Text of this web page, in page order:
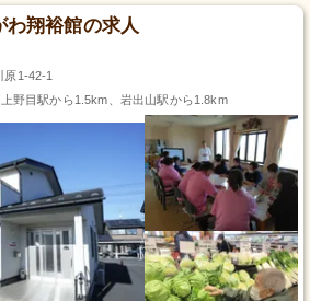
わ翔裕館の求人
原1-42-1
野目駅から1.5km、岩出山駅から1.8km